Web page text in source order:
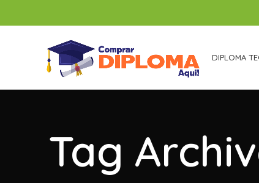
DIPLOMA
Tag